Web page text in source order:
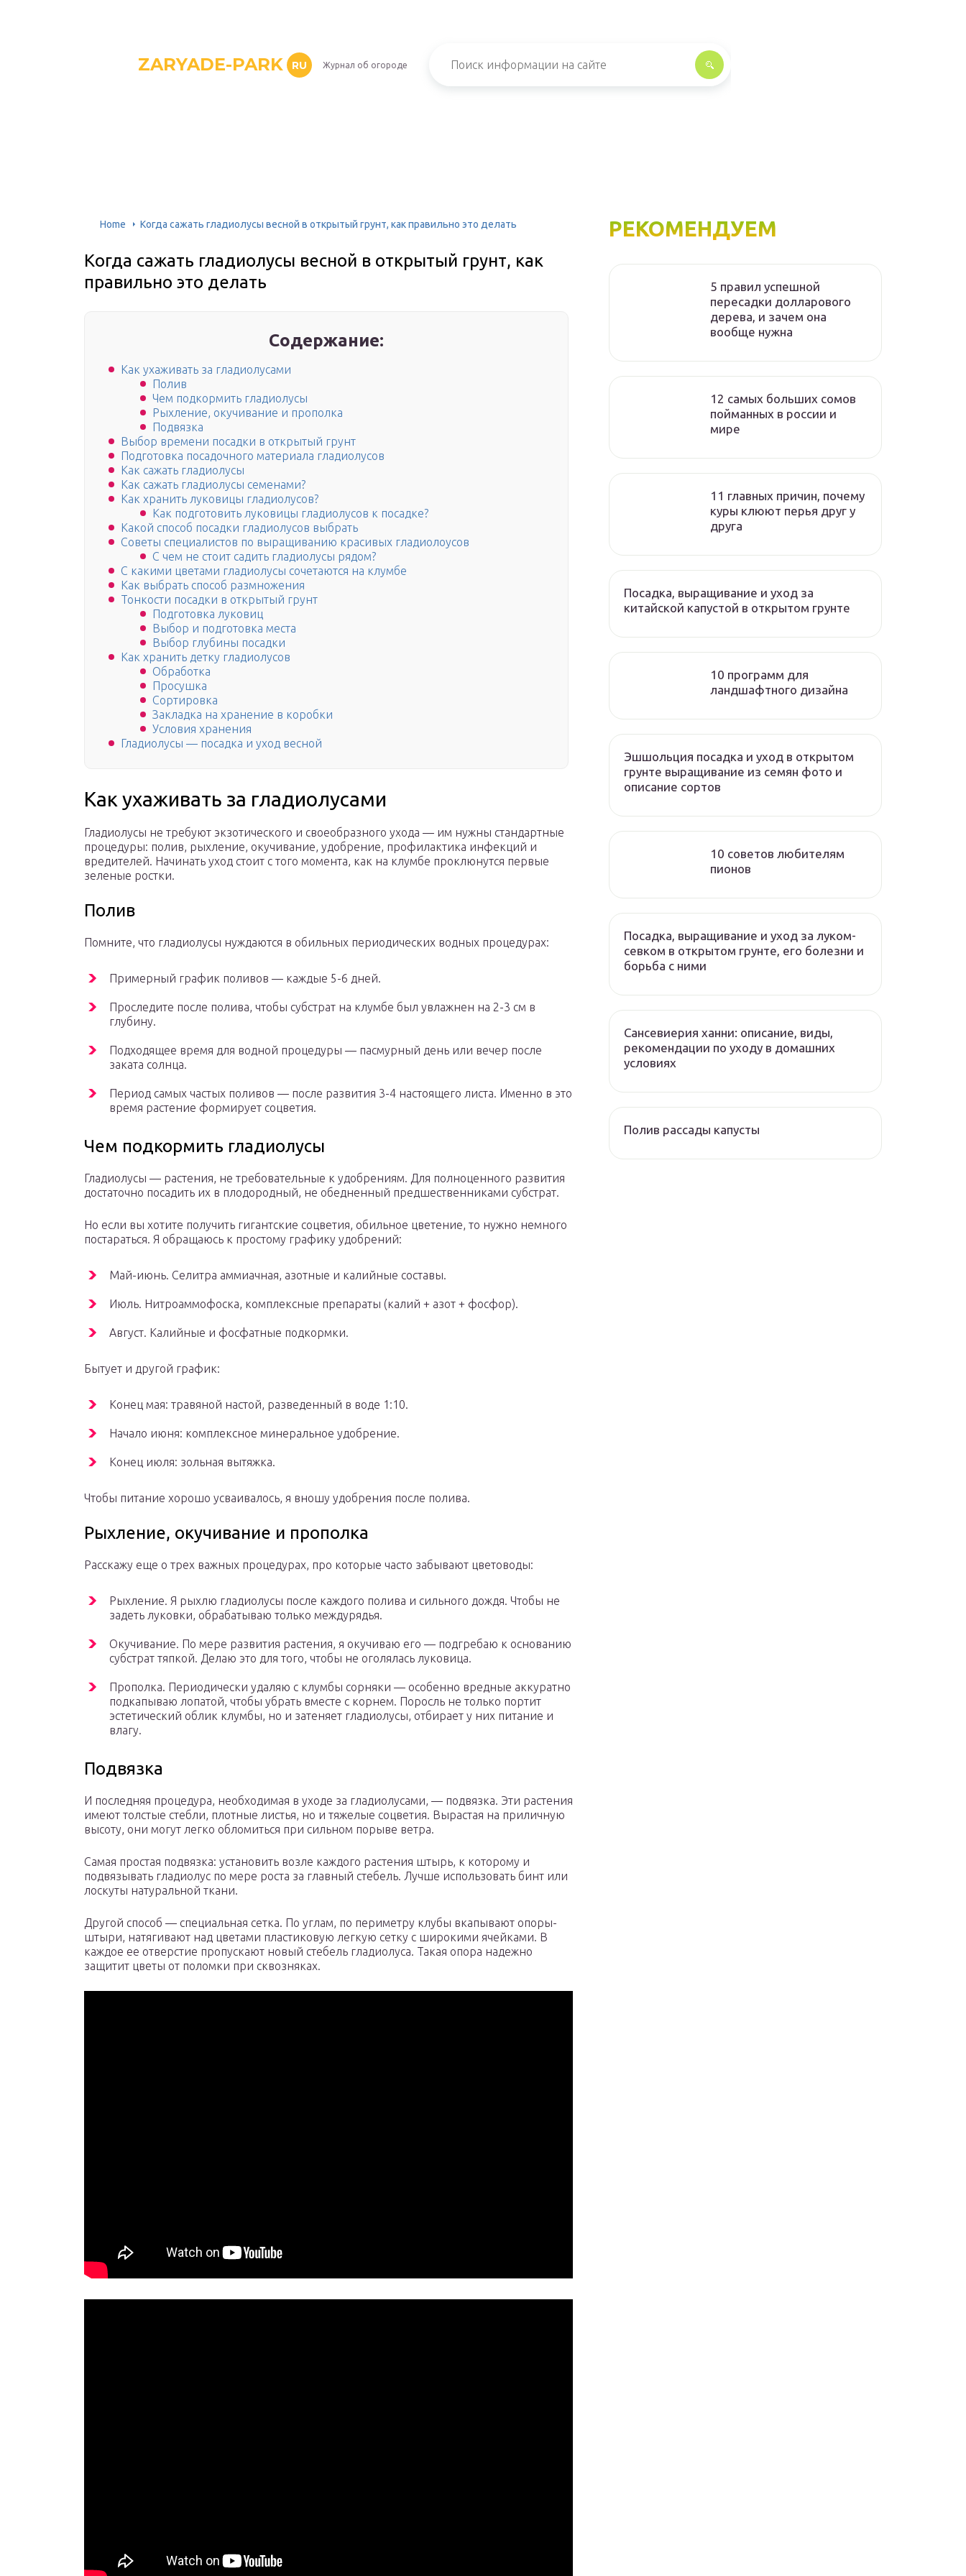
ZARYADE-PARK RU Журнал об огороде
Home Когда сажать гладиолусы весной в открытый грунт, как правильно это делать
Когда сажать гладиолусы весной в открытый грунт, как
правильно это делать
Содержание:
Как ухаживать за гладиолусами
Полив
Чем подкормить гладиолусы
Рыхление, окучивание и прополка
Подвязка
Выбор времени посадки в открытый грунт
Подготовка посадочного материала гладиолусов
Как сажать гладиолусы
Как сажать гладиолусы семенами?
Как хранить луковицы гладиолусов?
Как подготовить луковицы гладиолусов к посадке?
Какой способ посадки гладиолусов выбрать
Советы специалистов по выращиванию красивых гладиолоусов
С чем не стоит садить гладиолусы рядом?
С какими цветами гладиолусы сочетаются на клумбе
Как выбрать способ размножения
Тонкости посадки в открытый грунт
Подготовка луковиц
Выбор и подготовка места
Выбор глубины посадки
Как хранить детку гладиолусов
Обработка
Просушка
Сортировка
Закладка на хранение в коробки
Условия хранения
Гладиолусы — посадка и уход весной
Как ухаживать за гладиолусами
Гладиолусы не требуют экзотического и своеобразного ухода — им нужны стандартные
процедуры: полив, рыхление, окучивание, удобрение, профилактика инфекций и
вредителей. Начинать уход стоит с того момента, как на клумбе проклюнутся первые
зеленые ростки.
Полив
Помните, что гладиолусы нуждаются в обильных периодических водных процедурах:
Примерный график поливов — каждые 5-6 дней.
Проследите после полива, чтобы субстрат на клумбе был увлажнен на 2-3 см в
глубину.
Подходящее время для водной процедуры — пасмурный день или вечер после
заката солнца.
Период самых частых поливов — после развития 3-4 настоящего листа. Именно в это
время растение формирует соцветия.
Чем подкормить гладиолусы
Гладиолусы — растения, не требовательные к удобрениям. Для полноценного развития
достаточно посадить их в плодородный, не обедненный предшественниками субстрат.
Но если вы хотите получить гигантские соцветия, обильное цветение, то нужно немного
постараться. Я обращаюсь к простому графику удобрений:
Май-июнь. Селитра аммиачная, азотные и калийные составы.
Июль. Нитроаммофоска, комплексные препараты (калий + азот + фосфор).
Август. Калийные и фосфатные подкормки.
Бытует и другой график:
Конец мая: травяной настой, разведенный в воде 1:10.
Начало июня: комплексное минеральное удобрение.
Конец июля: зольная вытяжка.
Чтобы питание хорошо усваивалось, я вношу удобрения после полива.
Рыхление, окучивание и прополка
Расскажу еще о трех важных процедурах, про которые часто забывают цветоводы:
Рыхление. Я рыхлю гладиолусы после каждого полива и сильного дождя. Чтобы не
задеть луковки, обрабатываю только междурядья.
Окучивание. По мере развития растения, я окучиваю его — подгребаю к основанию
субстрат тяпкой. Делаю это для того, чтобы не оголялась луковица.
Прополка. Периодически удаляю с клумбы сорняки — особенно вредные аккуратно
подкапываю лопатой, чтобы убрать вместе с корнем. Поросль не только портит
эстетический облик клумбы, но и затеняет гладиолусы, отбирает у них питание и
влагу.
Подвязка
И последняя процедура, необходимая в уходе за гладиолусами, — подвязка. Эти растения
имеют толстые стебли, плотные листья, но и тяжелые соцветия. Вырастая на приличную
высоту, они могут легко обломиться при сильном порыве ветра.
Самая простая подвязка: установить возле каждого растения штырь, к которому и
подвязывать гладиолус по мере роста за главный стебель. Лучше использовать бинт или
лоскуты натуральной ткани.
Другой способ — специальная сетка. По углам, по периметру клубы вкапывают опоры-
штыри, натягивают над цветами пластиковую легкую сетку с широкими ячейками. В
каждое ее отверстие пропускают новый стебель гладиолуса. Такая опора надежно
защитит цветы от поломки при сквозняках.
РЕКОМЕНДУЕМ
5 правил успешной
пересадки долларового
дерева, и зачем она
вообще нужна
12 самых больших сомов
пойманных в россии и
мире
11 главных причин, почему
куры клюют перья друг у
друга
Посадка, выращивание и уход за
китайской капустой в открытом грунте
10 программ для
ландшафтного дизайна
Эшшольция посадка и уход в открытом
грунте выращивание из семян фото и
описание сортов
10 советов любителям
пионов
Посадка, выращивание и уход за луком-
севком в открытом грунте, его болезни и
борьба с ними
Сансевиерия ханни: описание, виды,
рекомендации по уходу в домашних
условиях
Полив рассады капусты